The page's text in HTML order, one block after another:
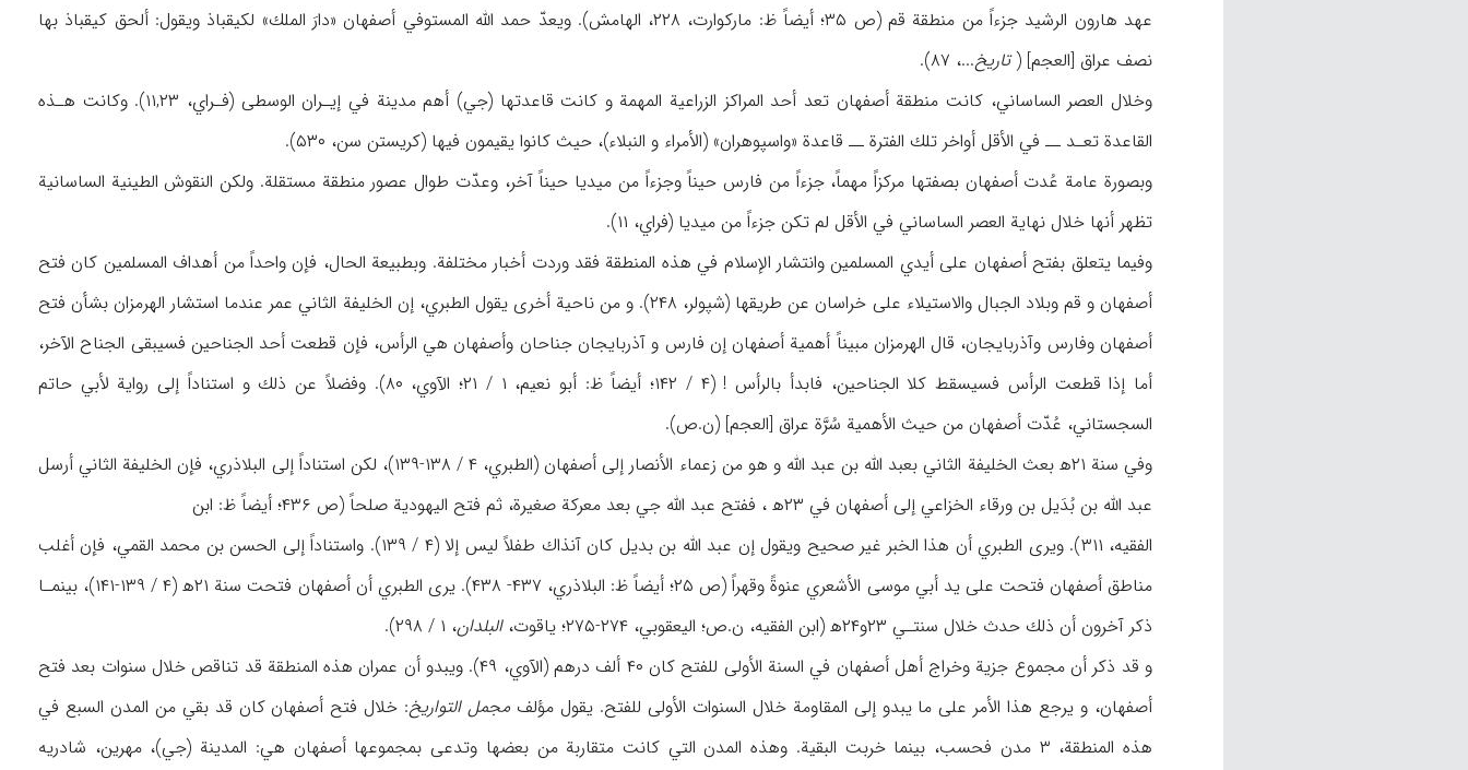
عهد هارون الرشيد جزءاً من منطقة قم (ص ۳۵؛ أيضاً ظ: ماركوارت، ۲۲۸، الهامش). ويعدّ حمد الله المستوفي أصفهان «دارَ الملك» لكيقباذ ويقول: ألحق كيقباذ بها
نصف عراق [العجم] (تاريخ...، ۸۷).
وخلال العصر الساساني، كانت منطقة أصفهان تعد أحد المراكز الزراعية المهمة و كانت قاعدتها (جي) أهم مدينة في إيـران الوسطى (فـراي، ۱۱,۲۳). وكانت هـذه
القاعدة تعـد ــ في الأقل أواخر تلك الفترة ــ قاعدة «واسپوهران» (الأمراء و النبلاء)، حيث كانوا يقيمون فيها (كريستن سن، ۵۳۰).
وبصورة عامة عُدت أصفهان بصفتها مركزاً مهماً، جزءاً من فارس حيناً وجزءاً من ميديا حيناً آخر، وعدّت طوال عصور منطقة مستقلة. ولكن النقوش الطينية الساسانية
تظهر أنها خلال نهاية العصر الساساني في الأقل لم تكن جزءاً من ميديا (فراي، ۱۱).
وفيما يتعلق بفتح أصفهان على أيدي المسلمين وانتشار الإسلام في هذه المنطقة فقد وردت أخبار مختلفة. وبطبيعة الحال، فإن واحداً من أهداف المسلمين كان فتح
أصفهان و قم وبلاد الجبال والاستيلاء على خراسان عن طريقها (شپولر، ۲۴۸). و من ناحية أخرى يقول الطبري، إن الخليفة الثاني عمر عندما استشار الهرمزان بشأن فتح
أصفهان وفارس وآذربايجان، قال الهرمزان مبيناً أهمية أصفهان إن فارس و آذربايجان جناحان وأصفهان هي الرأس، فإن قطعت أحد الجناحين فسيبقى الجناح الآخر،
أما إذا قطعت الرأس فسيسقط كلا الجناحين، فابدأ بالرأس ! (۴ / ۱۴۲؛ أيضاً ظ: أبو نعيم، ۱ / ۲۱؛ الآوي، ۸۰). وفضلاً عن ذلك و استناداً إلى رواية لأبي حاتم
السجستاني، عُدّت أصفهان من حيث الأهمية سُرَّة عراق [العجم] (ن.ص).
وفي سنة ۲۱ه‍ بعث الخليفة الثاني بعبد الله بن عبد الله و هو من زعماء الأنصار إلى أصفهان (الطبري، ۴ / ۱۳۸-۱۳۹)، لكن استناداً إلى البلاذري، فإن الخليفة الثاني أرسل
عبد الله بن بُدَيل بن ورقاء الخزاعي إلى أصفهان في ۲۳ه‍ ، ففتح عبد الله جي بعد معركة صغيرة، ثم فتح اليهودية صلحاً (ص ۴۳۶؛ أيضاً ظ: ابن
الفقيه، ۳۱۱). ويرى الطبري أن هذا الخبر غير صحيح ويقول إن عبد الله بن بديل كان آنذاك طفلاً ليس إلا (۴ / ۱۳۹). واستناداً إلى الحسن بن محمد القمي، فإن أغلب
مناطق أصفهان فتحت على يد أبي موسى الأشعري عنوةً وقهراً (ص ۲۵؛ أيضاً ظ: البلاذري، ۴۳۷- ۴۳۸). يرى الطبري أن أصفهان فتحت سنة ۲۱ه‍ (۴ / ۱۳۹-۱۴۱)، بينمـا
ذكر آخرون أن ذلك حدث خلال سنتـي ۲۳و۲۴ه‍ (ابن الفقيه، ن.ص؛ اليعقوبي، ۲۷۴-۲۷۵؛ ياقوت،
البلدان، ۱ / ۲۹۸).
و قد ذكر أن مجموع جزية وخراج أهل أصفهان في السنة الأولى للفتح كان ۴۰ ألف درهم (الآوي، ۴۹). ويبدو أن عمران هذه المنطقة قد تناقص خلال سنوات بعد فتح
أصفهان، و يرجع هذا الأمر على ما يبدو إلى المقاومة خلال السنوات الأولى للفتح. يقول مؤلف مجمل التواريخ: خلال فتح أصفهان كان قد بقي من المدن السبع في
هذه المنطقة، ۳ مدن فحسب، بينما خربت البقية. وهذه المدن التي كانت متقاربة من بعضها وتدعى بمجموعها أصفهان هي: المدينة (جي)، مهرين، شادريه